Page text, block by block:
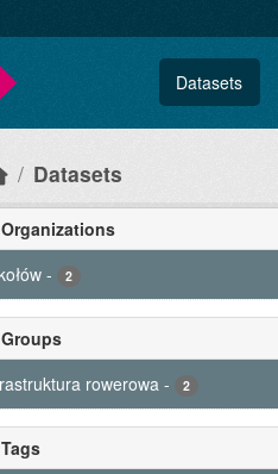
Datasets
Datasets
Organizations
- 2
Groups
rowerowa- 2
Tags